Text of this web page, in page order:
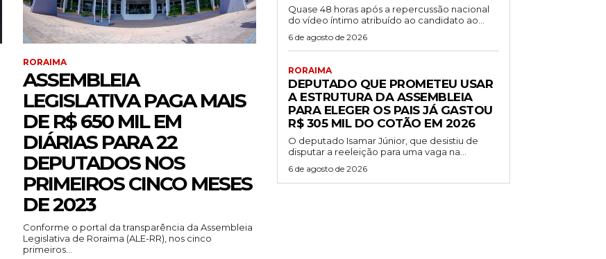
RORAIMA
ASSEMBLEIA
LEGISLATIVA PAGA MAIS
DE R$ 650 MIL EM
DIÁRIAS PARA 22
DEPUTADOS NOS
PRIMEIROS CINCO MESES
DE 2023
Conforme o portal da transparência da Assembleia
Legislativa de Roraima (ALE-RR), nos cinco
primeiros...
Quase 48 horas após a repercussão nacional
do vídeo íntimo atribuído ao candidato ao...
6 de agosto de 2026
RORAIMA
DEPUTADO QUE PROMETEU USAR
A ESTRUTURA DA ASSEMBLEIA
PARA ELEGER OS PAIS JÁ GASTOU
R$ 305 MIL DO COTÃO EM 2026
O deputado Isamar Júnior, que desistiu de
disputar a reeleição para uma vaga na...
6 de agosto de 2026